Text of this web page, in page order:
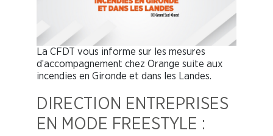
La CFDT vous informe sur les mesures
d’accompagnement chez Orange suite aux
incendies en Gironde et dans les Landes.
DIRECTION ENTREPRISES
EN MODE FREESTYLE :